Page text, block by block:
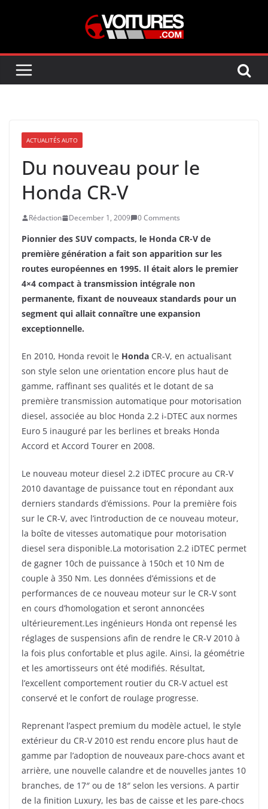
ACTUALITÉS AUTO
Du nouveau pour le
Honda CR-V
Rédaction December 1, 2009 0 Comments
Pionnier des SUV compacts, le Honda CR-V de
première génération a fait son apparition sur les
routes européennes en 1995. Il était alors le premier
4×4 compact à transmission intégrale non
permanente, fixant de nouveaux standards pour un
segment qui allait connaître une expansion
exceptionnelle.
En 2010, Honda revoit le Honda CR-V, en actualisant
son style selon une orientation encore plus haut de
gamme, raffinant ses qualités et le dotant de sa
première transmission automatique pour motorisation
diesel, associée au bloc Honda 2.2 i-DTEC aux normes
Euro 5 inauguré par les berlines et breaks Honda
Accord et Accord Tourer en 2008.
Le nouveau moteur diesel 2.2 iDTEC procure au CR-V
2010 davantage de puissance tout en répondant aux
derniers standards d’émissions. Pour la première fois
sur le CR-V, avec l’introduction de ce nouveau moteur,
la boîte de vitesses automatique pour motorisation
diesel sera disponible.La motorisation 2.2 iDTEC permet
de gagner 10ch de puissance à 150ch et 10 Nm de
couple à 350 Nm. Les données d’émissions et de
performances de ce nouveau moteur sur le CR-V sont
en cours d’homologation et seront annoncées
ultérieurement.Les ingénieurs Honda ont repensé les
réglages de suspensions afin de rendre le CR-V 2010 à
la fois plus confortable et plus agile. Ainsi, la géométrie
et les amortisseurs ont été modifiés. Résultat,
l’excellent comportement routier du CR-V actuel est
conservé et le confort de roulage progresse.
Reprenant l’aspect premium du modèle actuel, le style
extérieur du CR-V 2010 est rendu encore plus haut de
gamme par l’adoption de nouveaux pare-chocs avant et
arrière, une nouvelle calandre et de nouvelles jantes 10
branches, de 17″ ou de 18″ selon les versions. A partir
de la finition Luxury, les bas de caisse et les pare-chocs